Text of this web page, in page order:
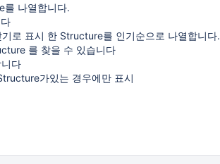
나열합니다.
로 표시 한 Structure를 인기순으로 나열합니다.
를 찾을 수 있습니다
다
가있는 경우에만 표시